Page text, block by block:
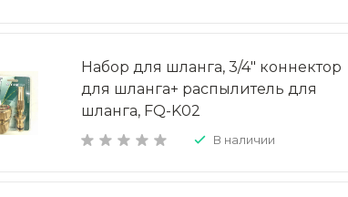
Набор для шланга, 3/4" коннектор
для шланга+ распылитель для
шланга, FQ-K02
В наличии